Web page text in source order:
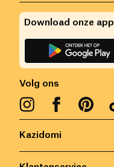
Kazidomi
Volg ons
Download onze app